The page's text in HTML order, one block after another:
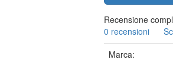
Recensione
0 recensioni
Marca: